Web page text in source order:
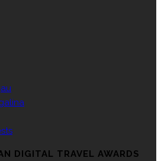
DIGITAL TRAVEL AWARDS